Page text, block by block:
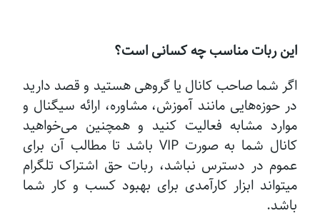
این ربات مناسب چه کسانی است؟
اگر شما صاحب کانال یا گروهی هستید و قصد دارید
در حوزه‌هایی مانند آموزش، مشاوره، ارائه سیگنال و
موارد مشابه فعالیت کنید و همچنین می‌خواهید
کانال شما به صورت VIP باشد تا مطالب آن برای
عموم در دسترس نباشد، ربات حق اشتراک تلگرام
میتواند ابزار کارآمدی برای بهبود کسب و کار شما
باشد.